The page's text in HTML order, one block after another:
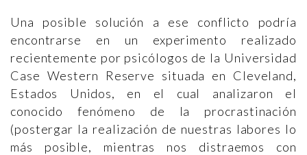
Una posible solución a ese conflicto podría
encontrarse en un experimento realizado
recientemente por psicólogos de la Universidad
Case Western Reserve situada en Cleveland,
Estados Unidos, en el cual analizaron el
conocido fenómeno de la procrastinación
(postergar la realización de nuestras labores lo
más posible, mientras nos distraemos con